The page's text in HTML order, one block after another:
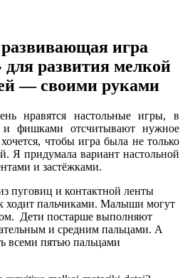
игра
развития мелкой
— своими руками
нравятся настольные игры, в
и фишками отсчитывают нужное
чтобы игра была не только
Я придумала вариант настольной
и застёжками.
пуговиц и контактной ленты
ходит пальчиками. Малыши могут
Дети постарше выполняют
и средним пальцами. А
всеми пятью пальцами